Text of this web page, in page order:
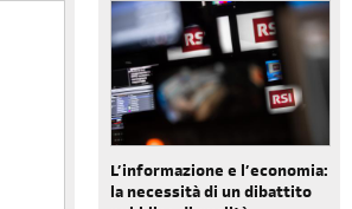
L’informazione e l’economia:
la necessità di un dibattito